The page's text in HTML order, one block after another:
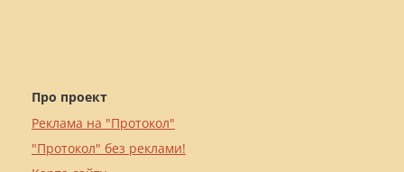
Про проект
Реклама на "Протокол"
"Протокол" без реклами!